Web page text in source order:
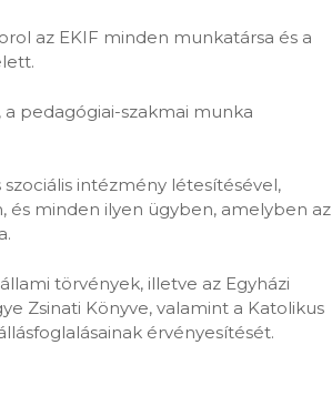
az EKIF minden munkatársa és a
pedagógiai-szakmai munka
intézmény létesítésével,
és minden ilyen ügyben, amelyben az
törvények, illetve az Egyházi
Zsinati Könyve, valamint a Katolikus
érvényesítését.